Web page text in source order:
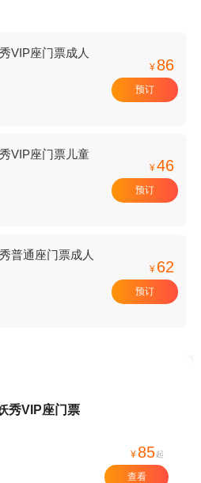
VIP座门票成人
¥ 86
预订
VIP座门票儿童
¥46
预订
普通座门票成人
¥ 62
预订
秀VIP座门票
¥ 85起
查看